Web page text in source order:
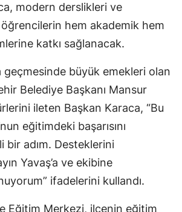
modern derslikleri ve
hem akademik hem
katkı sağlanacak.
geçmesinde büyük emekleri olan
Belediye Başkanı Mansur
ileten Başkan Karaca, “Bu
eğitimdeki başarısını
bir adım. Desteklerini
Yavaş’a ve ekibine
ifadelerini kullandı.
Eğitim Merkezi, ilçenin eğitim